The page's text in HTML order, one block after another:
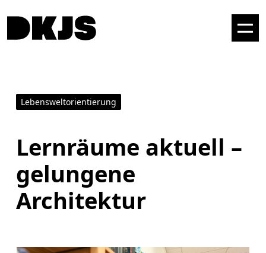
Lebensweltorientierung
Lernräume aktuell –
gelungene
Architektur